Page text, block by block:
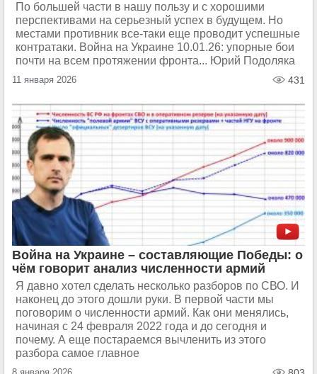
По большей части в нашу пользу и с хорошими
перспективами на серьезный успех в будущем. Но
местами противник все-таки еще проводит успешные
контратаки. Война на Украине 10.01.26: упорные бои
почти на всем протяжении фронта... Юрий Подоляка
11 января 2026 431
Война на Украине – составляющие Победы: о
чём говорит анализ численности армий
Я давно хотел сделать несколько разборов по СВО. И
наконец до этого дошли руки. В первой части мы
поговорим о численности армий. Как они менялись,
начиная с 24 февраля 2022 года и до сегодня и
почему. А еще постараемся вычленить из этого
разбора самое главное